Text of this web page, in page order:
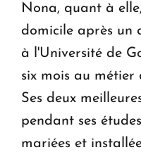
Nona, quant à
domicile après un
à l'Université de
six mois au métier
Ses deux
pendant ses
mariées et